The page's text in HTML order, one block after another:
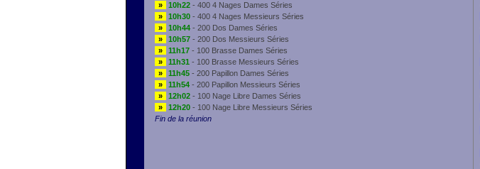
»
10h22 - 400 4 Nages Dames Séries
»
10h30 - 400 4 Nages Messieurs Séries
»
10h44 - 200 Dos Dames Séries
»
10h57 - 200 Dos Messieurs Séries
»
11h17 - 100 Brasse Dames Séries
»
11h31 - 100 Brasse Messieurs Séries
»
11h45 - 200 Papillon Dames Séries
»
11h54 - 200 Papillon Messieurs Séries
»
12h02 - 100 Nage Libre Dames Séries
»
12h20 - 100 Nage Libre Messieurs Séries
Fin de la réunion